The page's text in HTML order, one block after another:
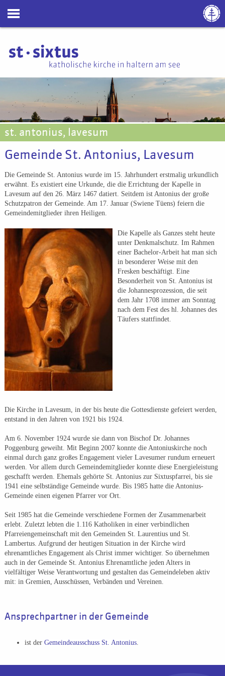
st. antonius, lavesum
Gemeinde St. Antonius, Lavesum
Die Gemeinde St. Antonius wurde im 15. Jahrhundert erstmalig urkundlich
erwähnt. Es existiert eine Urkunde, die die Errichtung der Kapelle in
Lavesum auf den 26. März 1467 datiert. Seitdem ist Antonius der große
Schutzpatron der Gemeinde. Am 17. Januar (Swiene Tüens) feiern die
Gemeindemitglieder ihren Heiligen.
Die Kapelle als Ganzes steht heute
unter Denkmalschutz. Im Rahmen
einer Bachelor-Arbeit hat man sich
in besonderer Weise mit den
Fresken beschäftigt. Eine
Besonderheit von St. Antonius ist
die Johannesprozession, die seit
dem Jahr 1708 immer am Sonntag
nach dem Fest des hl. Johannes des
Täufers stattfindet.
Die Kirche in Lavesum, in der bis heute die Gottesdienste gefeiert werden,
entstand in den Jahren von 1921 bis 1924.
Am 6. November 1924 wurde sie dann von Bischof Dr. Johannes
Poggenburg geweiht. Mit Beginn 2007 konnte die Antoniuskirche noch
einmal durch ganz großes Engagement vieler Lavesumer rundum erneuert
werden. Vor allem durch Gemeindemitglieder konnte diese Energieleistung
geschafft werden. Ehemals gehörte St. Antonius zur Sixtuspfarrei, bis sie
1941 eine selbständige Gemeinde wurde. Bis 1985 hatte die Antonius-
Gemeinde einen eigenen Pfarrer vor Ort.
Seit 1985 hat die Gemeinde verschiedene Formen der Zusammenarbeit
erlebt. Zuletzt lebten die 1.116 Katholiken in einer verbindlichen
Pfarreiengemeinschaft mit den Gemeinden St. Laurentius und St.
Lambertus. Aufgrund der heutigen Situation in der Kirche wird
ehrenamtliches Engagement als Christ immer wichtiger. So übernehmen
auch in der Gemeinde St. Antonius Ehrenamtliche jeden Alters in
vielfältiger Weise Verantwortung und gestalten das Gemeindeleben aktiv
mit: in Gremien, Ausschüssen, Verbänden und Vereinen.
Ansprechpartner in der Gemeinde
ist der Gemeindeausschuss St. Antonius.